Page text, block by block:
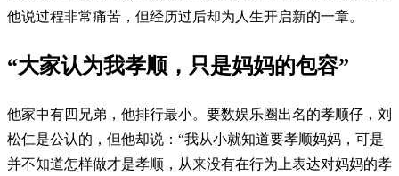
他说过程非常痛苦，但经历过后却为人生开启新的一章。
“大家认为我孝顺，只是妈妈的包容”
他家中有四兄弟，他排行最小。要数娱乐圈出名的孝顺仔，刘
松仁是公认的，但他却说：“我从小就知道要孝顺妈妈，可是
并不知道怎样做才是孝顺，从来没有在行为上表达对妈妈的孝